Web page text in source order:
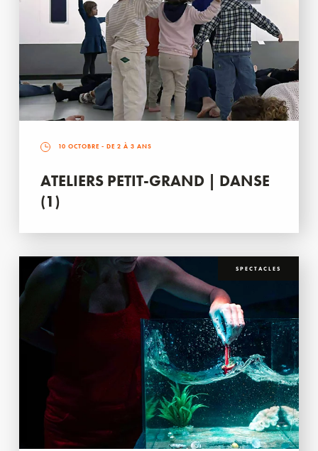
10 OCTOBRE - DE 2 À 3 ANS
ATELIERS PETIT-GRAND | DANSE
(1)
SPECTACLES